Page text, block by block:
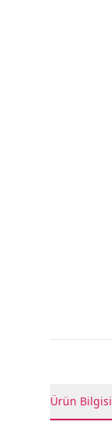
Ürün Bilgisi